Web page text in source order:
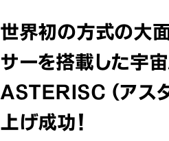
世界初の方式の大
サーを搭載した宇
ASTERISC（アス
上げ成功！